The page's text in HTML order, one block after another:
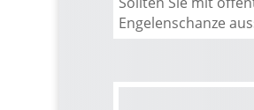
Engelenschanze